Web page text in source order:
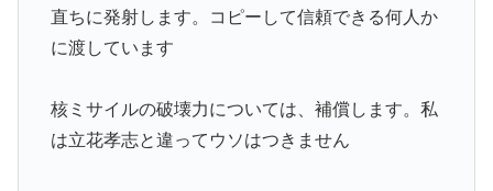
直ちに発射します。コピーして信頼できる何人か
に渡しています
核ミサイルの破壊力については、補償します。私
は立花孝志と違ってウソはつきません